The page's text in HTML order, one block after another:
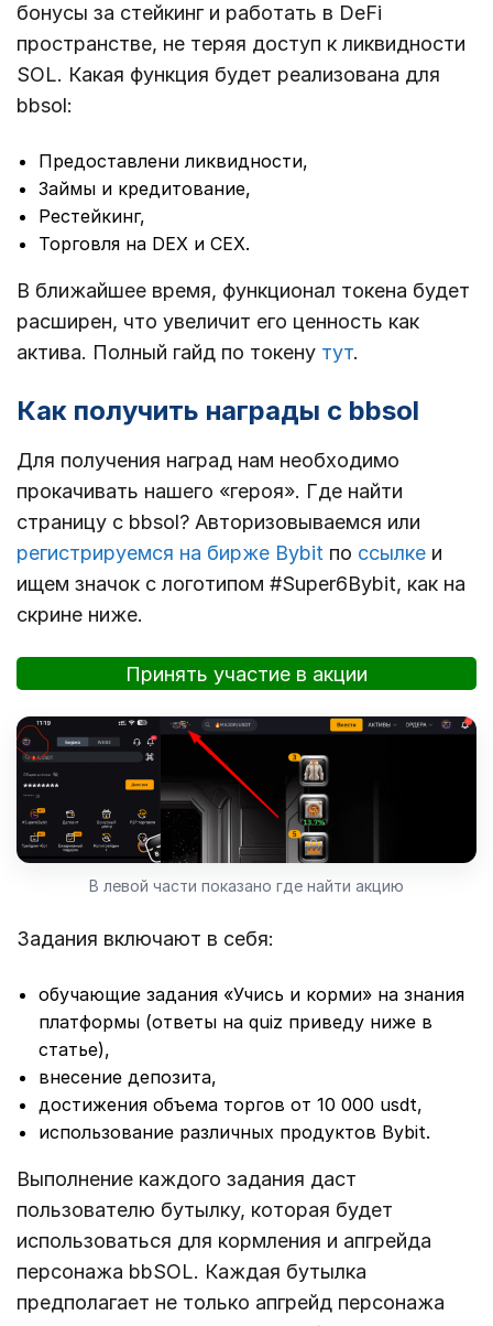
бонусы за стейкинг и работать в DeFi
пространстве, не теряя доступ к ликвидности
SOL. Какая функция будет реализована для
bbsol:
Предоставлени ликвидности,
Займы и кредитование,
Рестейкинг,
Торговля на DEX и CEX.
В ближайшее время, функционал токена будет
расширен, что увеличит его ценность как
актива. Полный гайд по токену тут.
Как получить награды с bbsol
Для получения наград нам необходимо
прокачивать нашего «героя». Где найти
страницу с bbsol? Авторизовываемся или
регистрируемся на бирже Bybit по ссылке и
ищем значок с логотипом #Super6Bybit, как на
скрине ниже.
Принять участие в акции
В левой части показано где найти акцию
Задания включают в себя:
обучающие задания «Учись и корми» на знания
платформы (ответы на quiz приведу ниже в
статье),
внесение депозита,
достижения объема торгов от 10 000 usdt,
использование различных продуктов Bybit.
Выполнение каждого задания даст
пользователю бутылку, которая будет
использоваться для кормления и апгрейда
персонажа bbSOL. Каждая бутылка
предполагает не только апгрейд персонажа